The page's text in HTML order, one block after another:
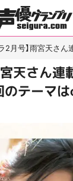
2月号】雨宮天さん
宮天さん
テーマは